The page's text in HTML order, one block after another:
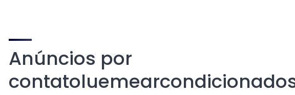
Anúncios por